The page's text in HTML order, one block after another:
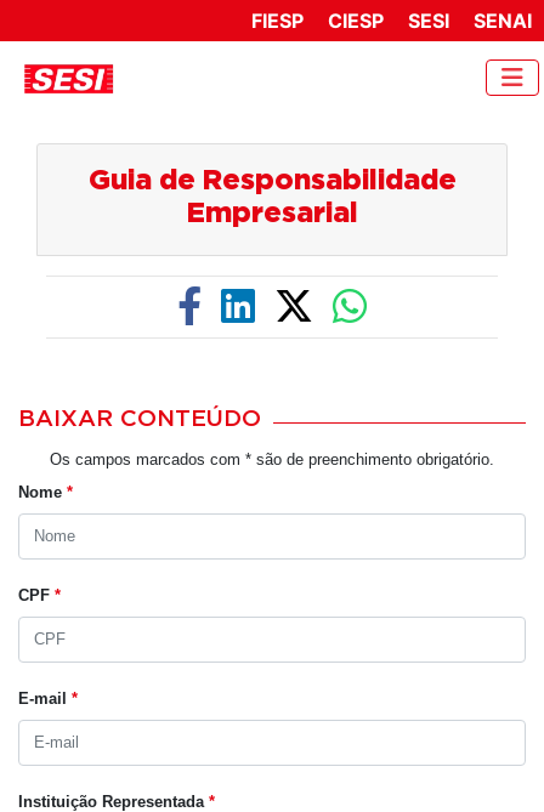
FIESP CIESP SESI SENAI
Guia de Responsabilidade
Empresarial
BAIXAR CONTEÚDO
Os campos marcados com * são de preenchimento obrigatório.
Nome *
CPF *
E-mail *
Instituição Representada *